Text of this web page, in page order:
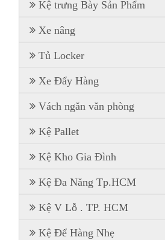
Kệ trưng Bày Sản Phẩm
Xe nâng
Tủ Locker
Xe Đẩy Hàng
Vách ngăn văn phòng
Kệ Pallet
Kệ Kho Gia Đình
Kệ Đa Năng Tp.HCM
Kệ V Lỗ . TP. HCM
Kệ Để Hàng Nhẹ